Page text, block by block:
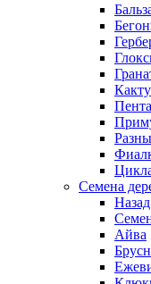
Семена
Назад
Айва